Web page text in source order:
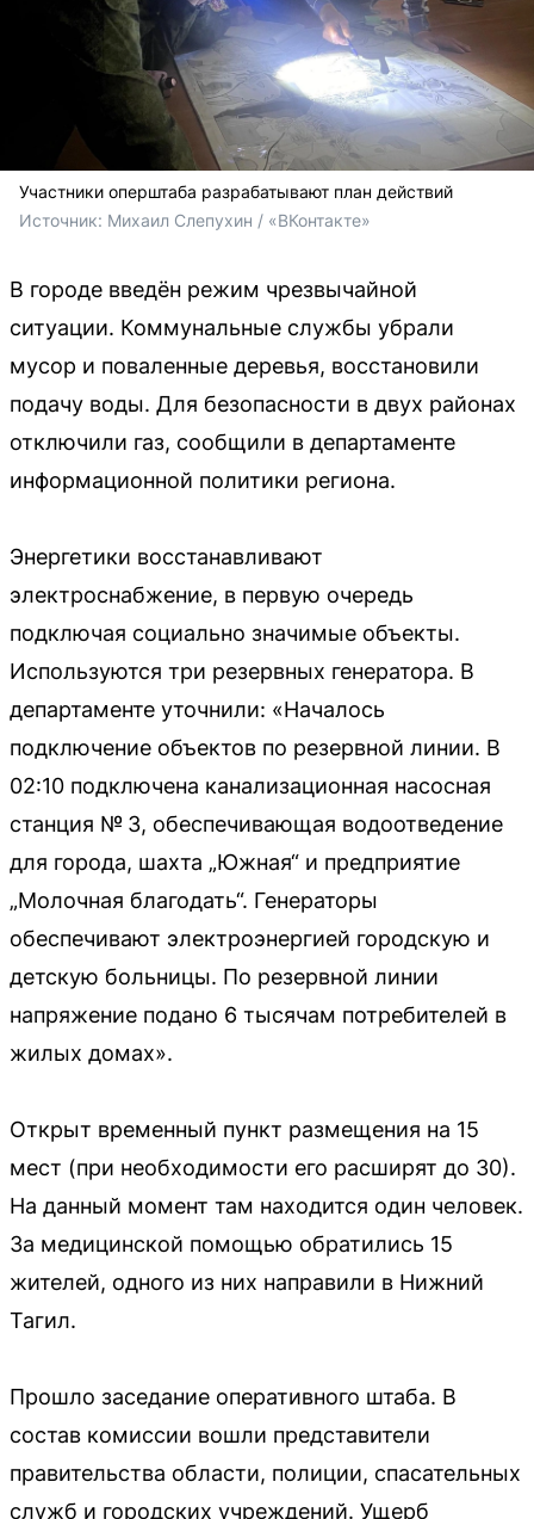
Участники оперштаба разрабатывают план действий
Источник: Михаил Слепухин / «ВКонтакте»
В городе введён режим чрезвычайной
ситуации. Коммунальные службы убрали
мусор и поваленные деревья, восстановили
подачу воды. Для безопасности в двух районах
отключили газ, сообщили в департаменте
информационной политики региона.
Энергетики восстанавливают
электроснабжение, в первую очередь
подключая социально значимые объекты.
Используются три резервных генератора. В
департаменте уточнили: «Началось
подключение объектов по резервной линии. В
02:10 подключена канализационная насосная
станция № 3, обеспечивающая водоотведение
для города, шахта „Южная“ и предприятие
„Молочная благодать“. Генераторы
обеспечивают электроэнергией городскую и
детскую больницы. По резервной линии
напряжение подано 6 тысячам потребителей в
жилых домах».
Открыт временный пункт размещения на 15
мест (при необходимости его расширят до 30).
На данный момент там находится один человек.
За медицинской помощью обратились 15
жителей, одного из них направили в Нижний
Тагил.
Прошло заседание оперативного штаба. В
состав комиссии вошли представители
правительства области, полиции, спасательных
служб и городских учреждений. Ущерб